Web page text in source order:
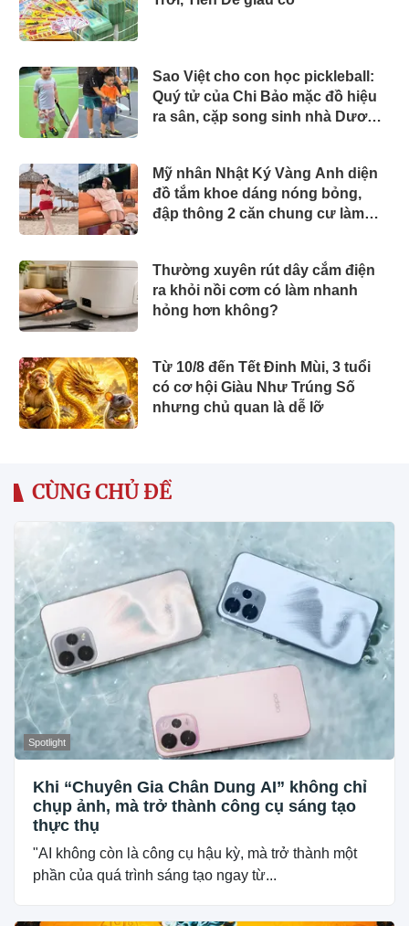
Sao Việt cho con học pickleball:
Quý tử của Chi Bảo mặc đồ hiệu
ra sân, cặp song sinh nhà Dương
Mỹ nhân Nhật Ký Vàng Anh diện
đồ tắm khoe dáng nóng bỏng,
đập thông 2 căn chung cư làm
Thường xuyên rút dây cắm điện
ra khỏi nồi cơm có làm nhanh
hỏng hơn không?
Từ 10/8 đến Tết Đinh Mùi, 3 tuổi
có cơ hội Giàu Như Trúng Số
nhưng chủ quan là dễ lỡ
CÙNG CHỦ ĐỀ
Spotlight
Khi “Chuyên Gia Chân Dung AI” không chỉ
chụp ảnh, mà trở thành công cụ sáng tạo
thực thụ
"AI không còn là công cụ hậu kỳ, mà trở thành một
phần của quá trình sáng tạo ngay từ...